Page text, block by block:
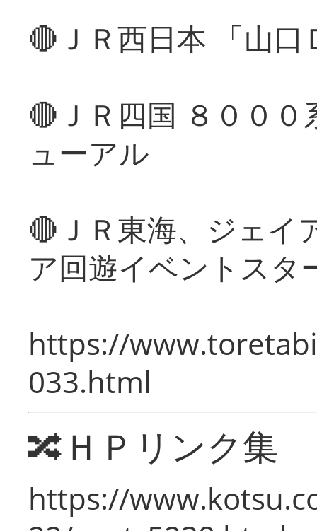
🔴ＪＲ西日本 「山
🔴ＪＲ四国 ８００
ューアル
🔴ＪＲ東海、ジェイ
ア回遊イベントスタ
https://
033.html
🔀ＨＰリンク集
https://